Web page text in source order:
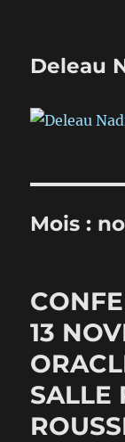
Deleau
Mois :
13
SALLE